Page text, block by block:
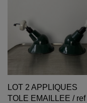
LOT 2 APPLIQUES
TOLE EMAILLEE / ref